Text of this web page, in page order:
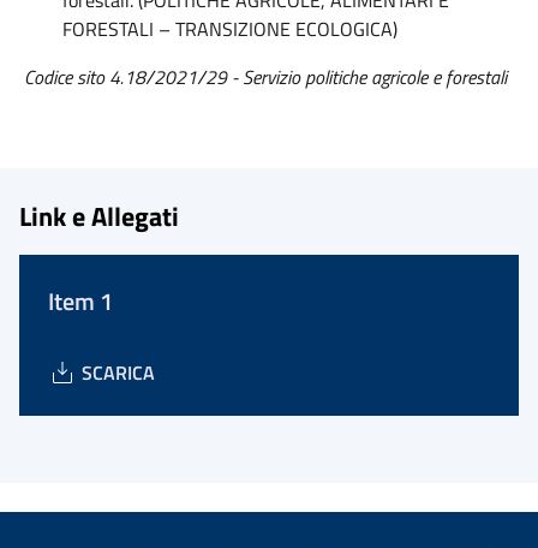
FORESTALI – TRANSIZIONE ECOLOGICA)
Codice sito 4.18/2021/29 - Servizio politiche agricole e forestali
Link e Allegati
Item 1
SCARICA